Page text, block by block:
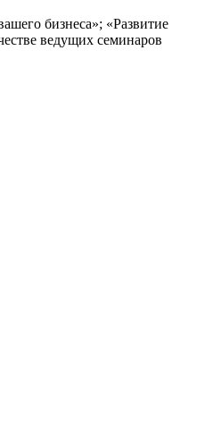
бизнеса»; «Развитие
ведущих семинаров